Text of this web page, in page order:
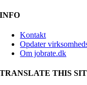
INFO
Kontakt
Opdater
Om jobrate.dk
TRANSLATE THIS